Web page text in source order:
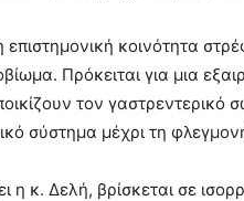
κοινότητα
Πρόκειται για μια
τον
σύστημα μέχρι τη
η κ. Δελή, βρίσκεται σε